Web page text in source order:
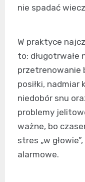
nie spadać
W praktyce
to: długotrwałe
przetrenowanie
posiłki, nadmiar
niedobór snu
problemy
ważne, bo
stres „w
alarmowe.